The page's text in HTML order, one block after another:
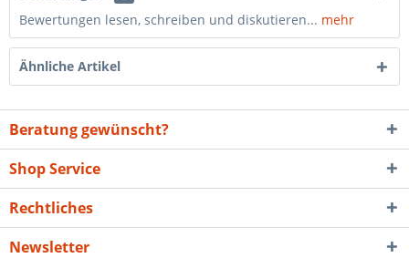
Bewertungen lesen, schreiben und diskutieren... mehr
Ähnliche Artikel
Beratung gewünscht?
Shop Service
Rechtliches
Newsletter